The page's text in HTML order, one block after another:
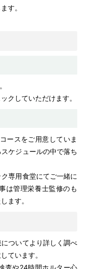
す。
クしていただけます。
ースをご用意していま
ケジュールの中で落ち
専用食堂にてご一緒に
は管理栄養士監修のも
ます。
ついてより詳しく調べ
ています。
査や24時間ホルター心